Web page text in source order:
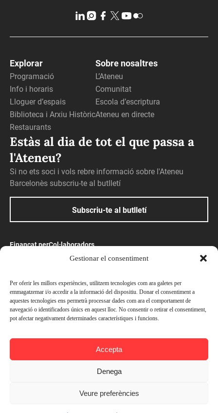
Gestionar el consentiment
Per oferir les millors experiències, utilitzem tecnologies com ara galetes per
emmagatzemar i/o accedir a la informació del dispositiu. Donar el consentiment a
aquestes tecnologies ens permetrà processar dades com ara el comportament de
navegació o identificadors únics en aquest lloc. No consentir o retirar el consentiment,
pot afectar negativament determinades característiques i funcions.
Accepta
Denega
Veure preferències
No socis —Gratuït
Explorar
Programació
Info i horaris
Lloguer d’espais
Biblioteca i Arxiu Històric
Restaurants
Sobre nosaltres
L’Ateneu
Comunitat
Escola d’escriptura
Ateneu en directe
Estàs al dia de tot el que passa a
l'Ateneu?
Si no ets soci i vols rebre informació sobre l'Ateneu
Barcelonès subscriu-te al butlletí
Subscriu-te al butlletí
Finançat perCol·laboradors
© Ateneu Barcelonès, 2026. Tots els drets reservats
Avís legal